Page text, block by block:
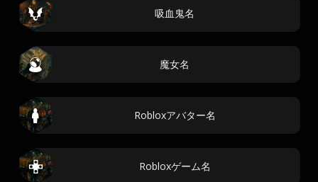
吸血鬼名
魔女名
Robloxアバター名
Robloxゲーム名